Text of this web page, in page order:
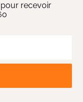
recevoir